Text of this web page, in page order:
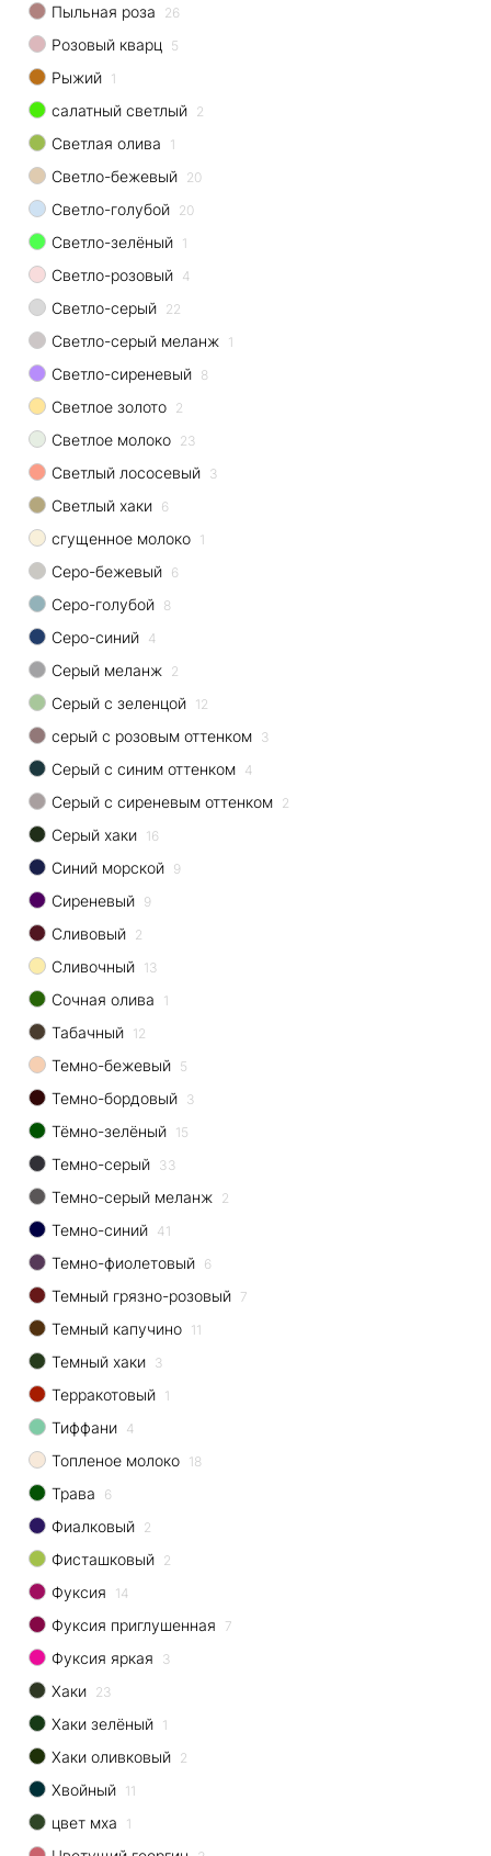
Пыльная роза 26
Розовый кварц 5
Рыжий 1
салатный светлый 2
Светлая олива 1
Светло-бежевый 20
Светло-голубой 20
Светло-зелёный 1
Светло-розовый 4
Светло-серый 22
Светло-серый меланж 1
Светло-сиреневый 8
Светлое золото 2
Светлое молоко 23
Светлый лососевый 3
Светлый хаки 6
сгущенное молоко 1
Серо-бежевый 6
Серо-голубой 8
Серо-синий 4
Серый меланж 2
Серый с зеленцой 12
серый с розовым оттенком 3
Серый с синим оттенком 4
Серый с сиреневым оттенком 2
Серый хаки 16
Синий морской 9
Сиреневый 9
Сливовый 2
Сливочный 13
Сочная олива 1
Табачный 12
Темно-бежевый 5
Темно-бордовый 3
Тёмно-зелёный 15
Темно-серый 33
Темно-серый меланж 2
Темно-синий 41
Темно-фиолетовый 6
Темный грязно-розовый 7
Темный капучино 11
Темный хаки 3
Терракотовый 1
Тиффани 4
Топленое молоко 18
Трава 6
Фиалковый 2
Фисташковый 2
Фуксия 14
Фуксия приглушенная 7
Фуксия яркая 3
Хаки 23
Хаки зелёный 1
Хаки оливковый 2
Хвойный 11
цвет мха 1